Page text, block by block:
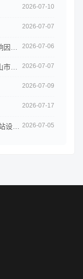
2026-07-10
2026-07-07
2026-07-06
2026-07-07
2026-07-09
2026-07-17
2026-07-05